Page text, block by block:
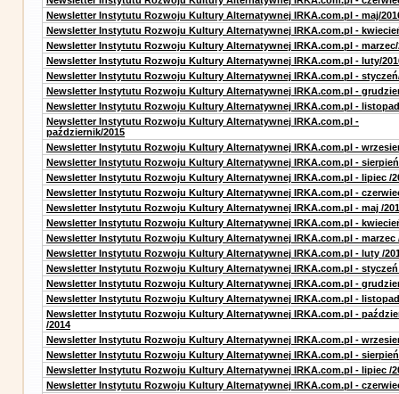
Newsletter Instytutu Rozwoju Kultury Alternatywnej IRKA.com.pl - maj/
Newsletter Instytutu Rozwoju Kultury Alternatywnej IRKA.com.pl -
Newsletter Instytutu Rozwoju Kultury Alternatywnej IRKA.com.pl - marzec/
Newsletter Instytutu Rozwoju Kultury Alternatywnej IRKA.com.pl - luty/
Newsletter Instytutu Rozwoju Kultury Alternatywnej IRKA.com.pl -
Newsletter Instytutu Rozwoju Kultury Alternatywnej IRKA.com.pl -
Newsletter Instytutu Rozwoju Kultury Alternatywnej IRKA.com.pl -
Newsletter Instytutu Rozwoju Kultury Alternatywnej IRKA.com.pl -
październik/2015
Newsletter Instytutu Rozwoju Kultury Alternatywnej IRKA.com.pl -
Newsletter Instytutu Rozwoju Kultury Alternatywnej IRKA.com.pl -
Newsletter Instytutu Rozwoju Kultury Alternatywnej IRKA.com.pl - lipiec /
Newsletter Instytutu Rozwoju Kultury Alternatywnej IRKA.com.pl -
Newsletter Instytutu Rozwoju Kultury Alternatywnej IRKA.com.pl - maj /
Newsletter Instytutu Rozwoju Kultury Alternatywnej IRKA.com.pl -
Newsletter Instytutu Rozwoju Kultury Alternatywnej IRKA.com.pl - marzec
Newsletter Instytutu Rozwoju Kultury Alternatywnej IRKA.com.pl - luty /
Newsletter Instytutu Rozwoju Kultury Alternatywnej IRKA.com.pl - styczeń
Newsletter Instytutu Rozwoju Kultury Alternatywnej IRKA.com.pl -
Newsletter Instytutu Rozwoju Kultury Alternatywnej IRKA.com.pl - listopad
Newsletter Instytutu Rozwoju Kultury Alternatywnej IRKA.com.pl -
/2014
Newsletter Instytutu Rozwoju Kultury Alternatywnej IRKA.com.pl -
Newsletter Instytutu Rozwoju Kultury Alternatywnej IRKA.com.pl - sierpień
Newsletter Instytutu Rozwoju Kultury Alternatywnej IRKA.com.pl - lipiec /
Newsletter Instytutu Rozwoju Kultury Alternatywnej IRKA.com.pl -